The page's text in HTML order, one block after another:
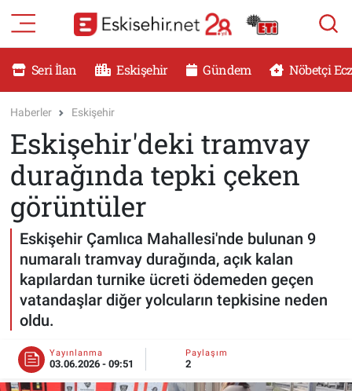
Seri İlan Eskişehir Gündem Nöbetçi
Haberler Eskişehir
Eskişehir'deki tramvay
durağında tepki çeken
görüntüler
Eskişehir Çamlıca Mahallesi'nde bulunan 9
numaralı tramvay durağında, açık kalan
kapılardan turnike ücreti ödemeden geçen
vatandaşlar diğer yolcuların tepkisine neden
oldu.
Yayınlanma
03.06.2026 - 09:51
Paylaşım
2
RESMİ İLANLAR
DÜNYA
SAĞLIK
MAGAZİN
KADIN
TEKNOLOJİ
ESKİŞEHİR NÖBETÇİ ECZANELER
Eskişehir Nöbetçi Eczaneler
Eskişehir Namaz Vakitleri
Eskişehir Trafik Yoğunluk Haritası
Süper Lig Puan Durumu ve Fikstür
Tüm Manşetler
Son Dakika Haberleri